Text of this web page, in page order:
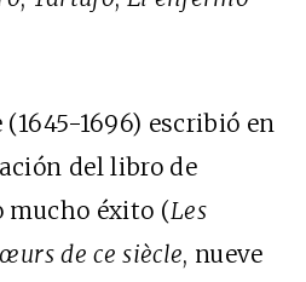
(1645-1696) escribió en
del libro de
mucho éxito (Les
de ce siècle, nueve